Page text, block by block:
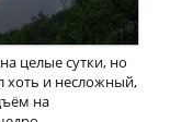
целые сутки, но
хоть и несложный,
на